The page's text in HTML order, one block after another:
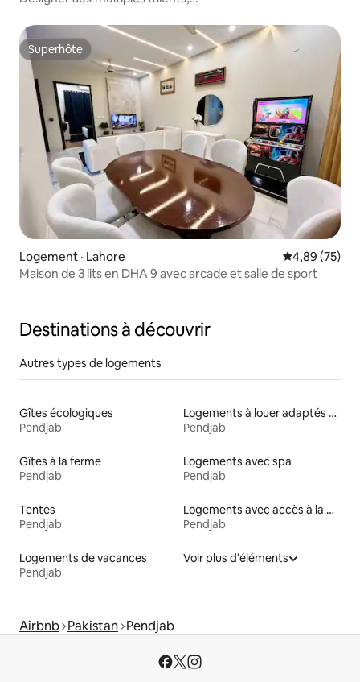
Superhôte
Superhôte
Logement · Lahore Note
4,89 (75)
Maison de 3 lits en DHA 9 avec arcade et salle de sport
Destinations à découvrir
Autres types de logements
Gîtes écologiques
Pendjab
Logements à louer adaptés aux animaux
Pendjab
Gîtes à la ferme
Pendjab
Logements avec spa
Pendjab
Tentes
Pendjab
Logements avec accès à la plage
Pendjab
Logements de vacances
Pendjab
Voir plus d'éléments
Airbnb Pakistan Pendjab